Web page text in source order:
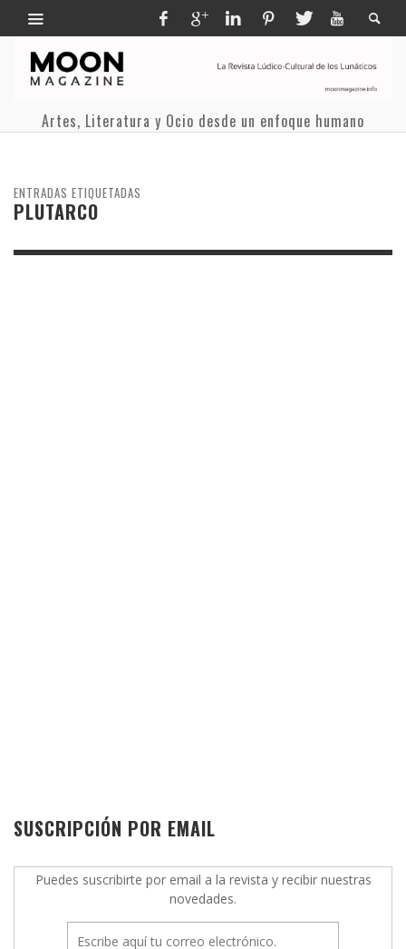
Artes, Literatura y Ocio desde un enfoque humano
ENTRADAS ETIQUETADAS
PLUTARCO
SUSCRIPCIÓN POR EMAIL
Puedes suscribirte por email a la revista y recibir nuestras
novedades.